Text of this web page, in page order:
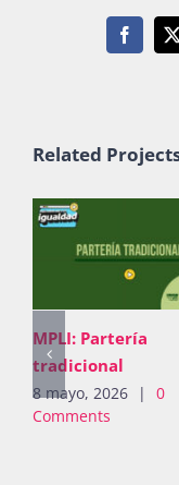
Related
MPLI: Partería
tradicional
8 mayo, 2026 |
0
Comments